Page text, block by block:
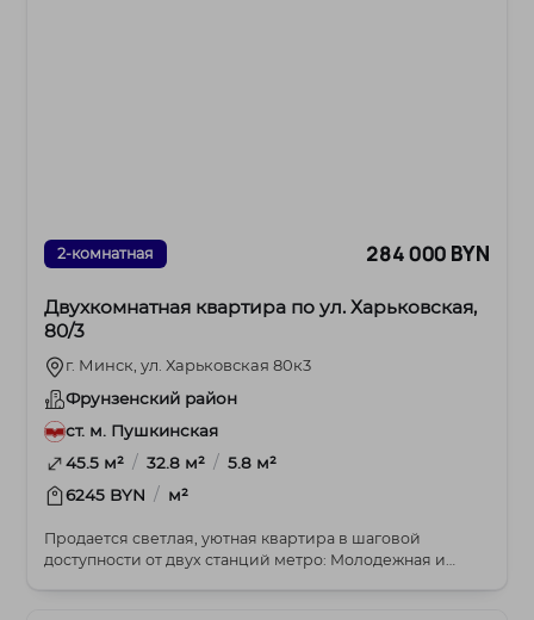
2-комнатная 284 000 BYN
Двухкомнатная квартира по ул. Харьковская,
80/3
г. Минск, ул. Харьковская 80к3
Фрунзенский район
ст. м. Пушкинская
45.5 м² / 32.8 м² / 5.8 м²
6245 BYN / м²
Продается светлая, уютная квартира в шаговой
доступности от двух станций метро: Молодежная и